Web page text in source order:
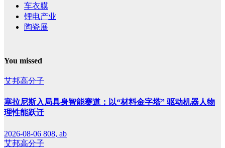
车衣膜
锂电产业
陶瓷展
You missed
艾邦高分子
塞拉尼斯入局具身智能赛道：以“材料金字塔” 驱动机器人物
理性能跃迁
2026-08-06 808, ab
艾邦高分子